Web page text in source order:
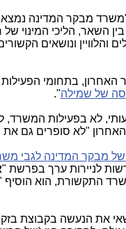
מבקר המדינה
השאר, הליכי המינוי של
והלוויין ונושאים
של שמילה".
לא בפעילות
"לא סופרים גם
של מבקר המדינה לגבי
לניירות ערך בפרשת "
התקשורת, הוא
את הנעשה בקבוצת